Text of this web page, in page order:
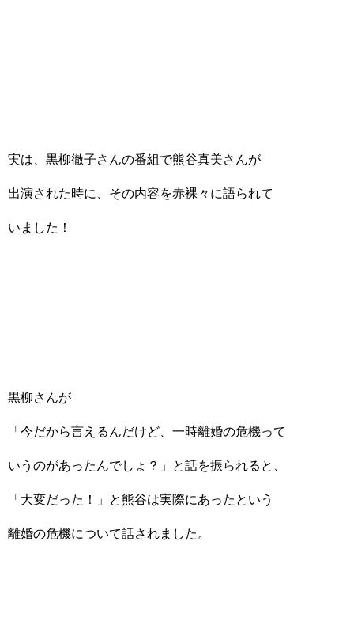
実は、黒柳徹子さんの番組で熊谷真美さんが
出演された時に、その内容を赤裸々に語られて
いました！
黒柳さんが
「今だから言えるんだけど、一時離婚の危機って
いうのがあったんでしょ？」と話を振られると、
「大変だった！」と熊谷は実際にあったという
離婚の危機について話されました。